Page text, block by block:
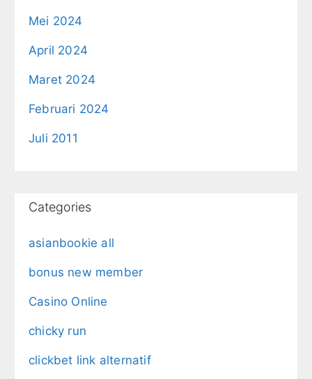
Mei 2024
April 2024
Maret 2024
Februari 2024
Juli 2011
Categories
asianbookie all
bonus new member
Casino Online
chicky run
clickbet link alternatif